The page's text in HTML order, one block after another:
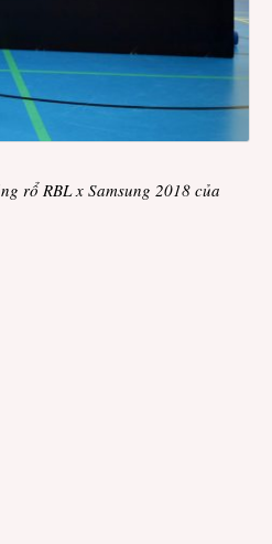
rổ RBL x Samsung 2018 của